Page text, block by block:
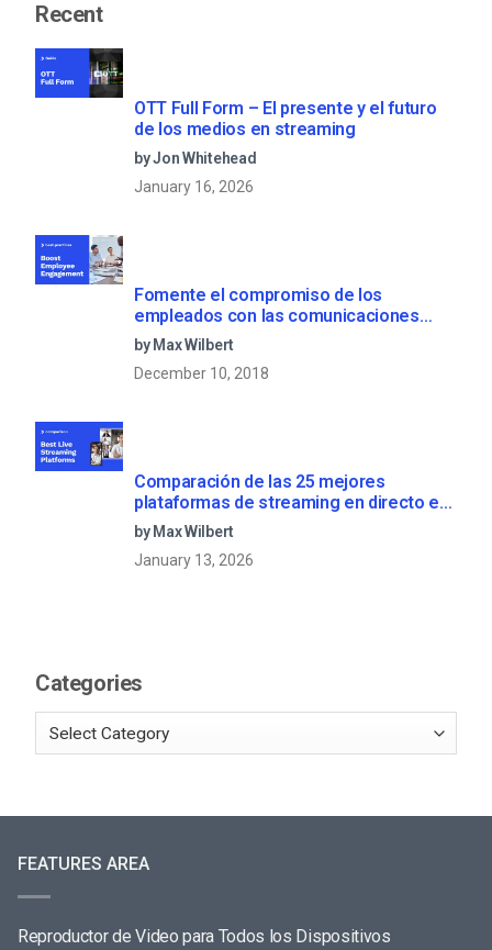
Recent
OTT Full Form – El presente y el futuro
de los medios en streaming
by Jon Whitehead
January 16, 2026
Fomente el compromiso de los
empleados con las comunicaciones
corporativas en directo
by Max Wilbert
December 10, 2018
Comparación de las 25 mejores
plataformas de streaming en directo en
2025
by Max Wilbert
January 13, 2026
Categories
FEATURES AREA
Reproductor de Video para Todos los Dispositivos